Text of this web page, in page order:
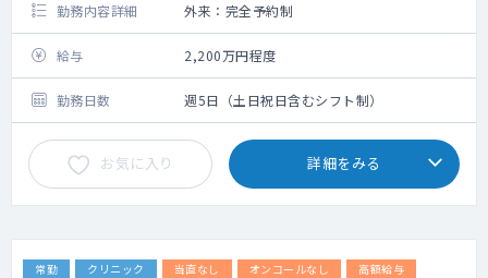
勤務内容詳細 外来：完全予約制
給与 2,200万円程度
勤務日数 週5日（土日祝日含むシフト制）
お気に入り 詳細をみる
常勤 クリニック 当直なし オンコールなし
高額給与